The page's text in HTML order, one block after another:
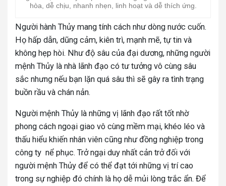
hòa, dễ chịu, nhanh nhẹn, linh hoạt và dễ thích ứng.
Người hành Thủy mang tính cách như dòng nước cuốn.
Họ hấp dẫn, dũng cảm, kiên trì, mạnh mẽ, tự tin và
không hẹp hòi. Như độ sâu của đại dương, những người
mệnh Thủy là nhà lãnh đạo có tư tưởng vô cùng sâu
sắc nhưng nếu bạn lặn quá sâu thì sẽ gây ra tình trạng
buồn rầu và chán nản.
Người mệnh Thủy là những vị lãnh đạo rất tốt nhờ
phong cách ngoại giao vô cùng mềm mại, khéo léo và
thấu hiểu khiến nhân viên cũng như đồng nghiệp trong
công ty nể phục. Trở ngại duy nhất cản trở đối với
người mệnh Thủy để có thể đạt tới những vị trí cao
trong sự nghiệp đó chính là họ dễ mủi lòng trắc ẩn. Để